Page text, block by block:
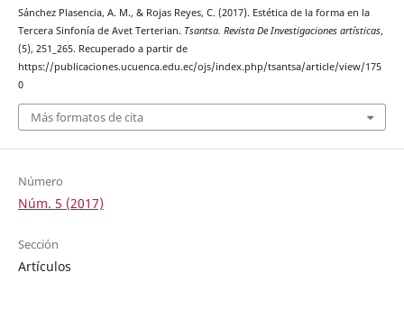
Sánchez Plasencia, A. M., & Rojas Reyes, C. (2017). Estética de la forma en la
Tercera Sinfonía de Avet Terterian. Tsantsa. Revista De Investigaciones artísticas,
(5), 251_265. Recuperado a partir de
https://publicaciones.ucuenca.edu.ec/ojs/index.php/tsantsa/article/view/175
0
Más formatos de cita
Número
Núm. 5 (2017)
Sección
Artículos